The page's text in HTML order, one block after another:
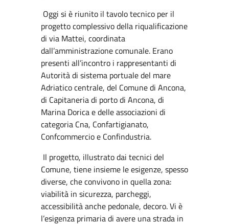
Oggi si è riunito il tavolo tecnico per il
progetto complessivo della riqualificazione
di via Mattei, coordinata
dall’amministrazione comunale. Erano
presenti all’incontro i rappresentanti di
Autorità di sistema portuale del mare
Adriatico centrale, del Comune di Ancona,
di Capitaneria di porto di Ancona, di
Marina Dorica e delle associazioni di
categoria Cna, Confartigianato,
Confcommercio e Confindustria.
Il progetto, illustrato dai tecnici del
Comune, tiene insieme le esigenze, spesso
diverse, che convivono in quella zona:
viabilità in sicurezza, parcheggi,
accessibilità anche pedonale, decoro. Vi è
l’esigenza primaria di avere una strada in